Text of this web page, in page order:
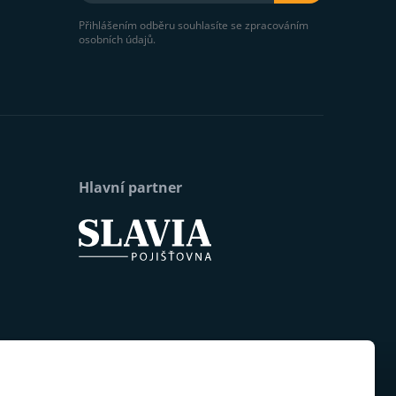
Přihlášením odběru souhlasíte se zpracováním
osobních údajů.
Hlavní partner